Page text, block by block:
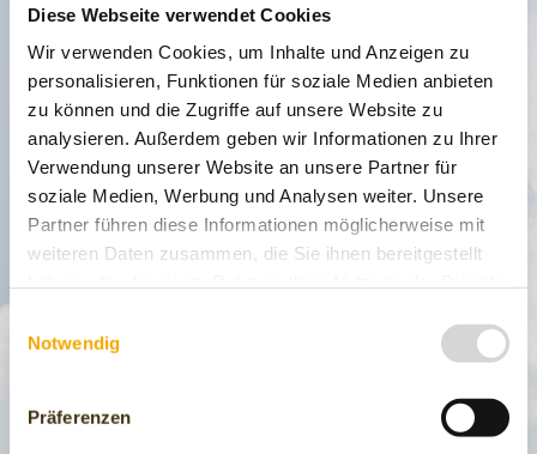
Diese Webseite verwendet Cookies
Wir verwenden Cookies, um Inhalte und Anzeigen zu
personalisieren, Funktionen für soziale Medien anbieten
zu können und die Zugriffe auf unsere Website zu
analysieren. Außerdem geben wir Informationen zu Ihrer
Verwendung unserer Website an unsere Partner für
soziale Medien, Werbung und Analysen weiter. Unsere
Partner führen diese Informationen möglicherweise mit
weiteren Daten zusammen, die Sie ihnen bereitgestellt
Notwendig
Präferenzen
404
PAGE NOT
FOUND